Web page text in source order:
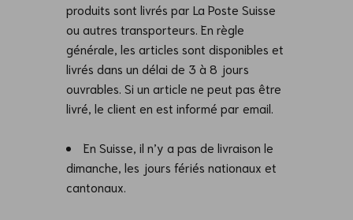
produits sont livrés par La Poste Suisse
ou autres transporteurs. En règle
générale, les articles sont disponibles et
livrés dans un délai de 3 à 8 jours
ouvrables. Si un article ne peut pas être
livré, le client en est informé par email.
En Suisse, il n’y a pas de livraison le
dimanche, les jours fériés nationaux et
cantonaux.